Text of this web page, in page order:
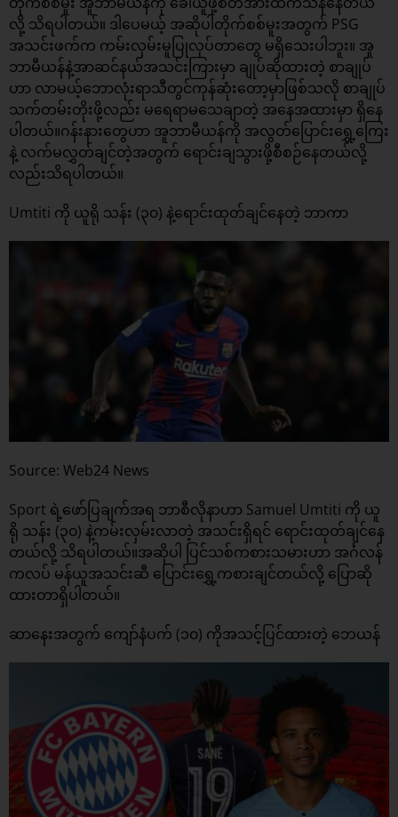
လို့ သိရပါတယ်။ ဒါပေမယ့် အဆိုပါတိုက်စစ်မူးအတွက် PSG
အသင်းဖက်က ကမ်းလှမ်းမူပြုလုပ်တာတွေ မရှိသေးပါဘူး။ အူ
ဘာမီယန်နဲ့အာဆင်နယ်အသင်းကြားမှာ ချုပ်ဆိုထားတဲ့ စာချုပ်
ဟာ လာမယ့်ဘောလုံးရာသီတွင်ကုန်ဆုံးတော့မှာဖြစ်သလို စာချုပ်
သက်တမ်းတိုးဖို့လည်း မရေရာမသေချာတဲ့ အနေအထားမှာ ရှိနေ
ပါတယ်။ဂန်းနားတွေဟာ အူဘာမီယန်ကို အလွတ်ပြောင်းရွှေ့ကြေး
နဲ့ လက်မလွှတ်ချင်တဲ့အတွက် ရောင်းချသွားဖို့စီစဉ်နေတယ်လို့
လည်းသိရပါတယ်။
Umtiti ကို ယူရို သန်း (၃၀) နဲ့ရောင်းထုတ်ချင်နေတဲ့ ဘာကာ
Source: Web24 News
Sport ရဲ့ဖော်ပြချက်အရ ဘာစီလိုနာဟာ Samuel Umtiti ကို ယူ
ရို သန်း (၃၀) နဲ့ကမ်းလှမ်းလာတဲ့ အသင်းရှိရင် ရောင်းထုတ်ချင်နေ
တယ်လို့ သိရပါတယ်။အဆိုပါ ပြင်သစ်ကစားသမားဟာ အင်္ဂလန်
ကလပ် မန်ယူအသင်းဆီ ပြောင်းရွှေ့ကစားချင်တယ်လို့ ပြောဆို
ထားတာရှိပါတယ်။
ဆာနေးအတွက် ကျော်နံပက် (၁၀) ကိုအသင့်ပြင်ထားတဲ့ ဘေယန်